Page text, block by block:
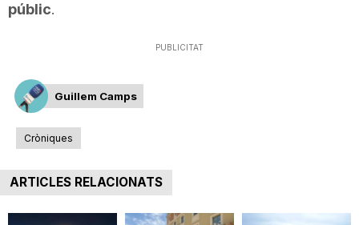
públic.
PUBLICITAT
Guillem Camps
Cròniques
ARTICLES RELACIONATS